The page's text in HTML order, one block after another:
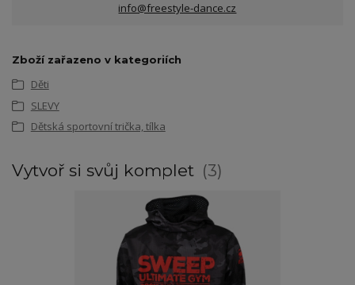
info@freestyle-dance.cz
Zboží zařazeno v kategoriích
Děti
SLEVY
Dětská sportovní trička, tílka
Vytvoř si svůj komplet 3